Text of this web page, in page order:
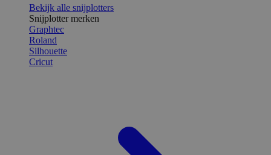
Bekijk alle snijplotters
Snijplotter merken
Graphtec
Roland
Silhouette
Cricut